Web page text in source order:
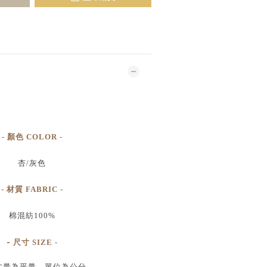
- 顏色 COLOR -
杏/灰色
- 材質 FABRIC -
棉混紡100%
- 尺寸 SIZE -